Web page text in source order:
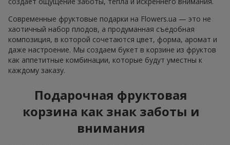
Современные фруктовые подарки на Flowers.ua — это не
хаотичный набор плодов, а продуманная съедобная
композиция, в которой сочетаются цвет, форма, аромат и
даже настроение. Мы создаем букет в корзине из фруктов
как аппетитные комбинации, которые будут уместны к
каждому заказу.
Подарочная фруктовая
корзина как знак заботы и
внимания